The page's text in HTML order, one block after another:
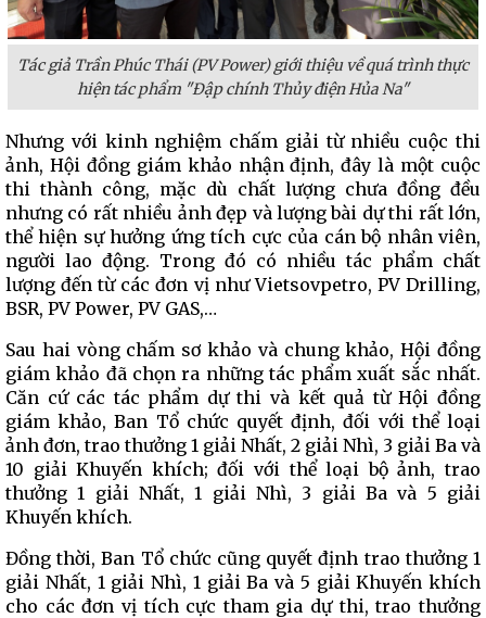
Tác giả Trần Phúc Thái (PV Power) giới thiệu về quá trình thực
hiện tác phẩm "Đập chính Thủy điện Hủa Na"
Nhưng với kinh nghiệm chấm giải từ nhiều cuộc thi
ảnh, Hội đồng giám khảo nhận định, đây là một cuộc
thi thành công, mặc dù chất lượng chưa đồng đều
nhưng có rất nhiều ảnh đẹp và lượng bài dự thi rất lớn,
thể hiện sự hưởng ứng tích cực của cán bộ nhân viên,
người lao động. Trong đó có nhiều tác phẩm chất
lượng đến từ các đơn vị như Vietsovpetro, PV Drilling,
BSR, PV Power, PV GAS,…
Sau hai vòng chấm sơ khảo và chung khảo, Hội đồng
giám khảo đã chọn ra những tác phẩm xuất sắc nhất.
Căn cứ các tác phẩm dự thi và kết quả từ Hội đồng
giám khảo, Ban Tổ chức quyết định, đối với thể loại
ảnh đơn, trao thưởng 1 giải Nhất, 2 giải Nhì, 3 giải Ba và
10 giải Khuyến khích; đối với thể loại bộ ảnh, trao
thưởng 1 giải Nhất, 1 giải Nhì, 3 giải Ba và 5 giải
Khuyến khích.
Đồng thời, Ban Tổ chức cũng quyết định trao thưởng 1
giải Nhất, 1 giải Nhì, 1 giải Ba và 5 giải Khuyến khích
cho các đơn vị tích cực tham gia dự thi, trao thưởng